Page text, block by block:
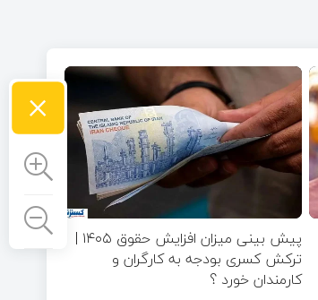
پیش بینی میزان افزایش حقوق ۱۴۰۵ |
ترکش کسری بودجه به کارگران و
کارمندان خورد ؟
×